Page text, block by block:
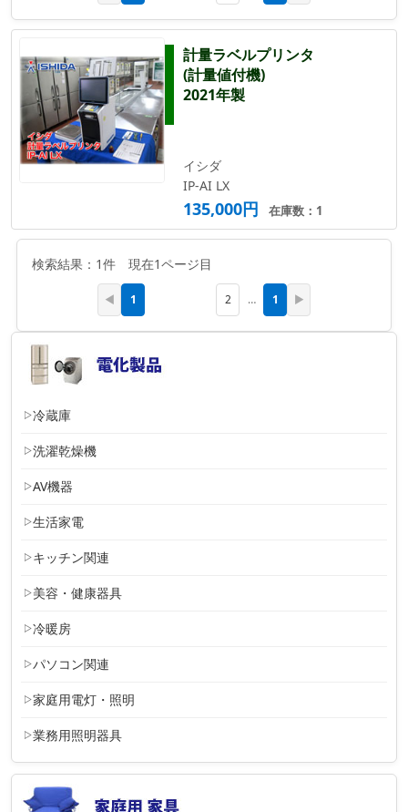
冷蔵庫
洗濯乾燥機
AV機器
生活家電
キッチン関連
美容・健康器具
冷暖房
パソコン関連
家庭用電灯・照明
業務用照明器具
計量ラベルプリンタ
(計量値付機)
2021年製
イシダ
IP-AI LX
135,000円 在庫数：1
検索結果：1件 現在1ページ目
◀ 1 2 … 1 ▶